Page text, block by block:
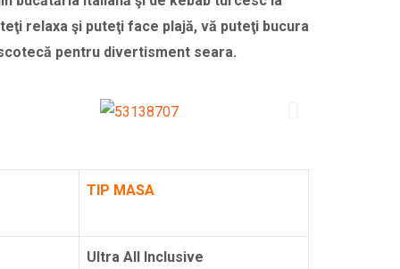
relaxa şi puteţi face plajă, vă puteţi bucura
pentru divertisment seara.
TIP MASA
Ultra All Inclusive